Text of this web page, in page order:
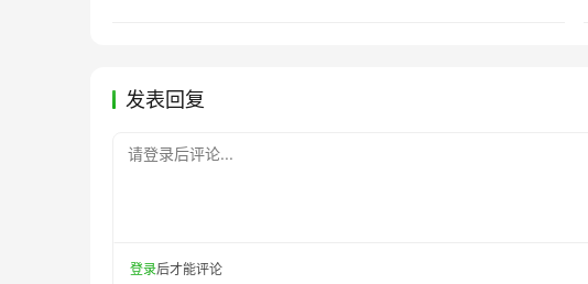
发表回复
请登录后评论...
登录后才能评论